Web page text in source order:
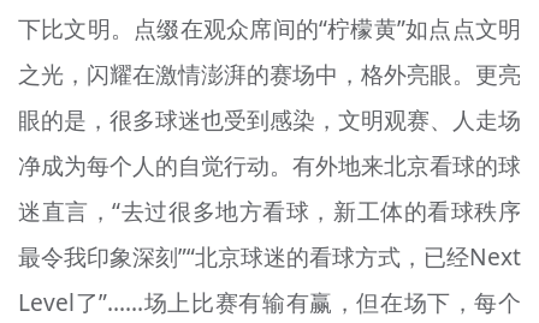
下比文明。点缀在观众席间的“柠檬黄”如点点文明
之光，闪耀在激情澎湃的赛场中，格外亮眼。更亮
眼的是，很多球迷也受到感染，文明观赛、人走场
净成为每个人的自觉行动。有外地来北京看球的球
迷直言，“去过很多地方看球，新工体的看球秩序
最令我印象深刻”“北京球迷的看球方式，已经Next
Level了”……场上比赛有输有赢，但在场下，每个